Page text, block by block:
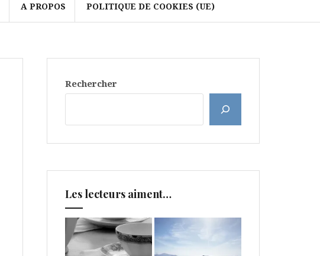
A PROPOS POLITIQUE DE COOKIES (UE)
Rechercher
Les lecteurs aiment…